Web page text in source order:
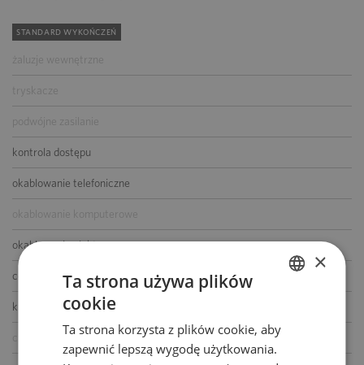
STANDARD WYKOŃCZEŃ
żaluzje wewnętrzne
tryskacze
podwójne zasilanie
kontrola dostępu
okablowanie telefoniczne
okablowanie komputerowe
okablowanie elektryczne
centrala telefoniczna
klimatyzacja
czujniki dymu i ciepła ENGLISH
×
Ta strona używa plików
cookie
Ta strona korzysta z plików cookie, aby
zapewnić lepszą wygodę użytkowania.